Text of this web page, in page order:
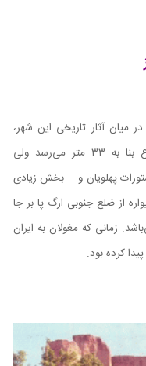
میان آثار تاریخی این شهر،
بیشترین ارتفاع را دارد. گفته می‌شود ارتفاع بنا به ۳۳ متر می‌رسد ولی
پهلویان و … بخش زیادی
از ضلع جنوبی ارگ پا بر جا
زمانی که مغولان به ایران
کرده بود.